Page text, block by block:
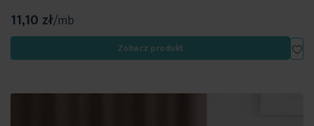
11,10 zł/mb
Zobacz produkt